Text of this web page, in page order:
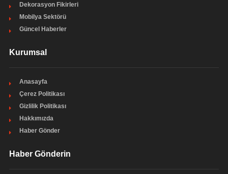
Dekorasyon Fikirleri
Mobilya Sektörü
Güncel Haberler
Kurumsal
Anasayfa
Çerez Politikası
Gizlilik Politikası
Hakkımızda
Haber Gönder
Haber Gönderin